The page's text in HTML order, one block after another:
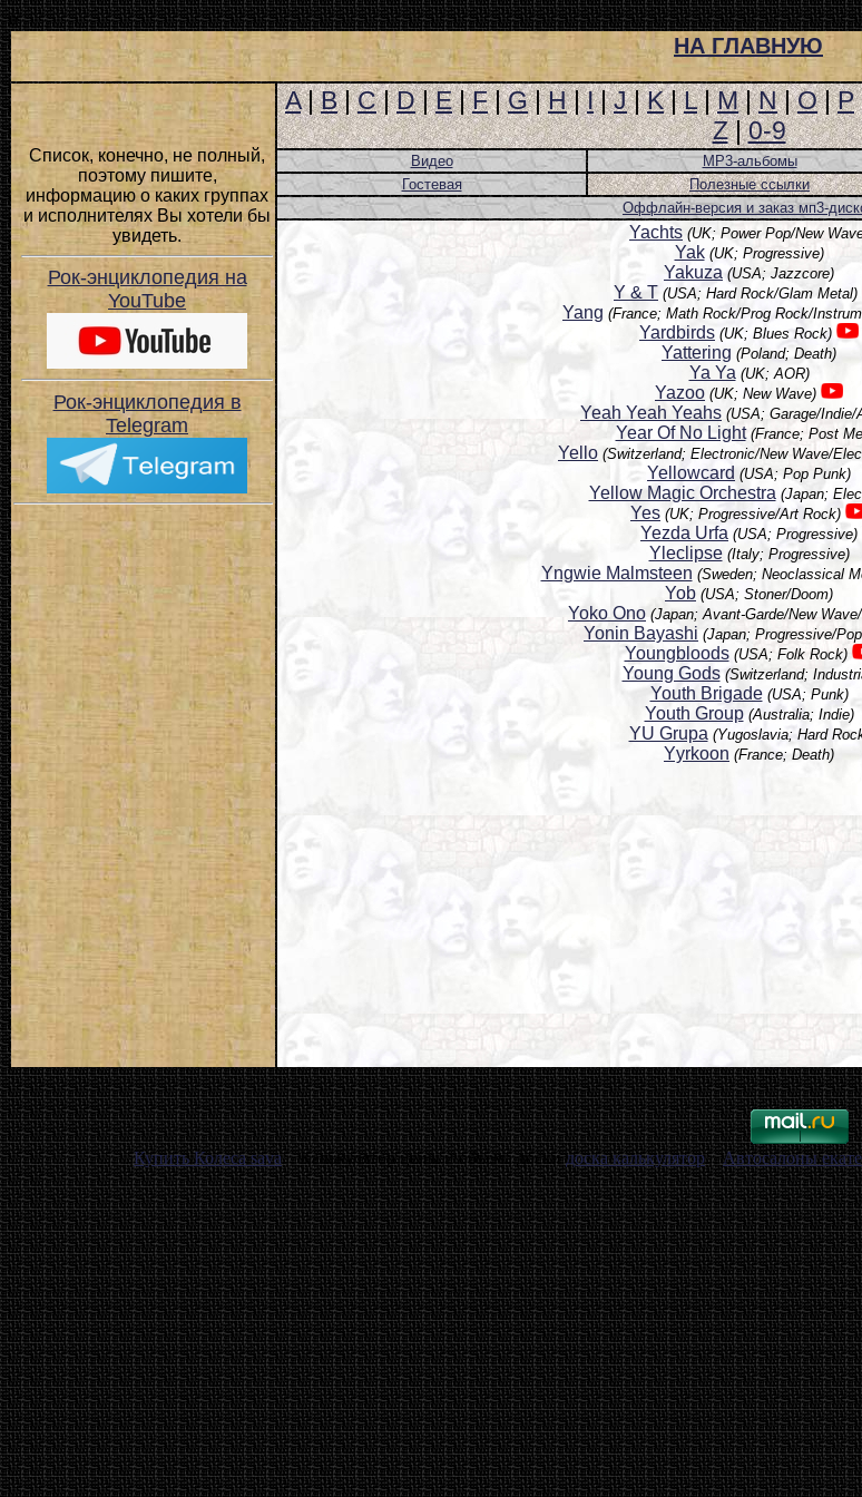
n
НА ГЛАВНУЮ
Список, конечно, не полный,
поэтому пишите,
информацию о каких группах
и исполнителях Вы хотели бы
увидеть.
Рок-энциклопедия на
YouTube
Рок-энциклопедия в
Telegram
A|B|C|D|E|F|G|H|I|J|K|L|M|N|O|P
Z|0-9
Видео MP3-альбомы
Гостевая
Полезные ссылки
Оффлайн-версия и заказ мп3-
Yachts (UK; Power Pop/New
Yak (UK; Progressive)
Yakuza (USA; Jazzcore)
Y & T (USA; Hard Rock/Glam Metal)
Yang (France; Math Rock/Prog Rock/
Yardbirds (UK; Blues Rock)
Yattering (Poland; Death)
Ya Ya (UK; AOR)
Yazoo (UK; New Wave)
Yeah Yeah Yeahs (USA; Garage/Indie/
Year Of No Light (France; Post
Yello (Switzerland; Electronic/New Wave/
Yellowcard (USA; Pop Punk)
Yellow Magic Orchestra (Japan;
Yes (UK; Progressive/Art Rock)
Yezda Urfa (USA; Progressive)
Yleclipse (Italy; Progressive)
Yngwie Malmsteen (Sweden; Neoclassical
Yob (USA; Stoner/Doom)
Yoko Ono (Japan; Avant-Garde/New
Yonin Bayashi (Japan; Progressive/
Youngbloods (USA; Folk Rock)
Young Gods (Switzerland;
Youth Brigade (USA; Punk)
Youth Group (Australia; Indie)
YU Grupa (Yugoslavia; Hard
Yyrkoon (France; Death)
Купить Колеса sava. . Калькулятор цены и объема доскидоска калькулятор. .Автосалоны